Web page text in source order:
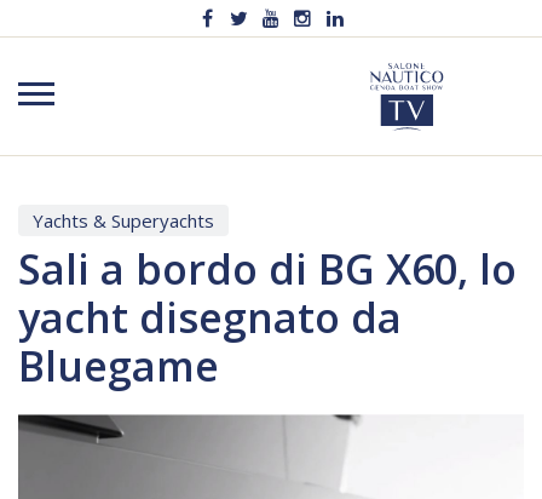
Yachts & Superyachts
Sali a bordo di BG X60, lo
yacht disegnato da
Bluegame
Video